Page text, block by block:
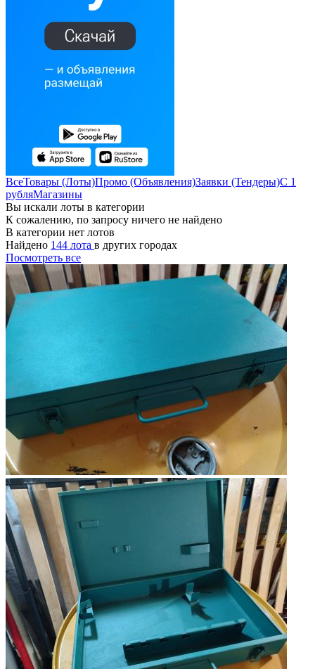
ВсеТовары (Лоты)Промо (Объявления)Заявки (Тендеры)С 1
рубляМагазины
Вы искали лоты в категории
К сожалению, по запросу ничего не найдено
В категории нет лотов
Найдено 144 лота в других городах
Посмотреть все